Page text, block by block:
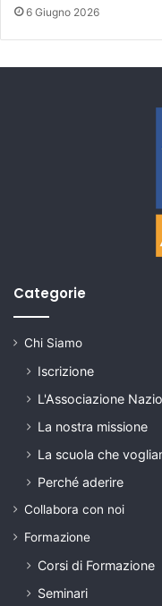
6 Giugno 2026
Categorie
Chi Siamo
Iscrizione
L'Associazione
La nostra missione
La scuola che
Perché aderire
Collabora con noi
Formazione
Corsi di Formazione
Seminari